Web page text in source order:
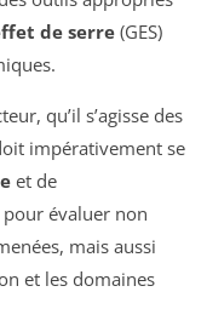
de serre (GES)
qu’il s’agisse des
impérativement se
et de
pour évaluer non
mais aussi
et les domaines